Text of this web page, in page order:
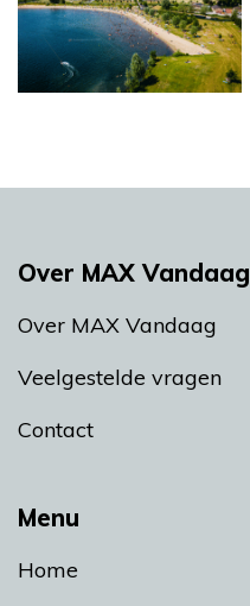
Menu
Home
Over MAX Vandaag
Over MAX Vandaag
Veelgestelde vragen
Contact